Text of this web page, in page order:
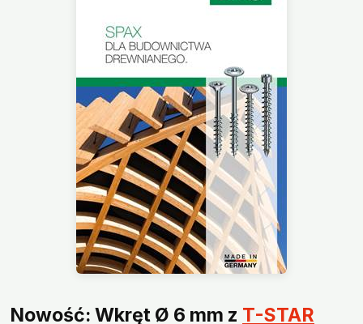
Nowość: Wkręt Ø 6 mm z T-STAR